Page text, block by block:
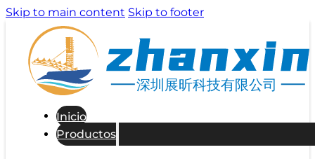
Skip to main content Skip to footer
深圳展昕科技有限公司
Inicio
Productos